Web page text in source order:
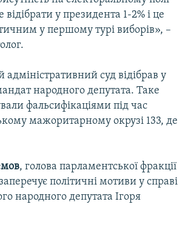
у президента 1-2% і це
у першому турі виборів», –
суд відібрав у
народного депутата. Таке
фальсифікаціями під час
мажоритарному окрузі 133, де
, голова парламентської фракції
політичні мотиви у справі
народного депутата Ігоря